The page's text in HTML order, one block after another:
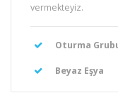
vermekteyiz.
Oturma
Beyaz Eşya